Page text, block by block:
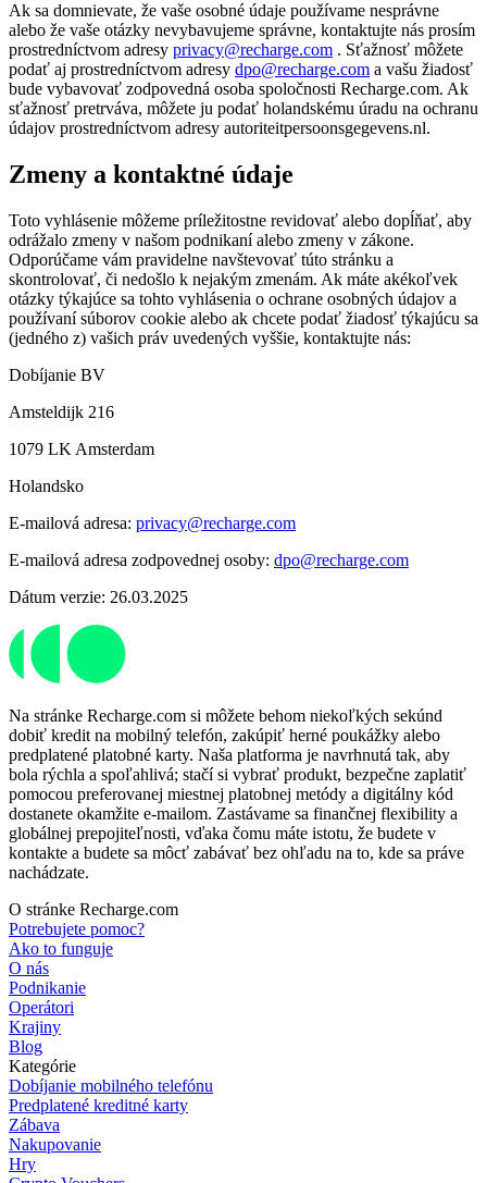
Ak sa domnievate, že vaše osobné údaje používame nesprávne
alebo že vaše otázky nevybavujeme správne, kontaktujte nás prosím
prostredníctvom adresy privacy@recharge.com . Sťažnosť môžete
podať aj prostredníctvom adresy dpo@recharge.com a vašu žiadosť
bude vybavovať zodpovedná osoba spoločnosti Recharge.com. Ak
sťažnosť pretrváva, môžete ju podať holandskému úradu na ochranu
údajov prostredníctvom adresy autoriteitpersoonsgegevens.nl.
Zmeny a kontaktné údaje
Toto vyhlásenie môžeme príležitostne revidovať alebo dopĺňať, aby
odrážalo zmeny v našom podnikaní alebo zmeny v zákone.
Odporúčame vám pravidelne navštevovať túto stránku a
skontrolovať, či nedošlo k nejakým zmenám. Ak máte akékoľvek
otázky týkajúce sa tohto vyhlásenia o ochrane osobných údajov a
používaní súborov cookie alebo ak chcete podať žiadosť týkajúcu sa
(jedného z) vašich práv uvedených vyššie, kontaktujte nás:
Dobíjanie BV
Amsteldijk 216
1079 LK Amsterdam
Holandsko
E-mailová adresa: privacy@recharge.com
E-mailová adresa zodpovednej osoby: dpo@recharge.com
Dátum verzie: 26.03.2025
Na stránke Recharge.com si môžete behom niekoľkých sekúnd
dobiť kredit na mobilný telefón, zakúpiť herné poukážky alebo
predplatené platobné karty. Naša platforma je navrhnutá tak, aby
bola rýchla a spoľahlivá; stačí si vybrať produkt, bezpečne zaplatiť
pomocou preferovanej miestnej platobnej metódy a digitálny kód
dostanete okamžite e-mailom. Zastávame sa finančnej flexibility a
globálnej prepojiteľnosti, vďaka čomu máte istotu, že budete v
kontakte a budete sa môcť zabávať bez ohľadu na to, kde sa práve
nachádzate.
O stránke Recharge.com
Potrebujete pomoc?
Ako to funguje
O nás
Podnikanie
Operátori
Krajiny
Blog
Kategórie
Dobíjanie mobilného telefónu
Predplatené kreditné karty
Zábava
Nakupovanie
Hry